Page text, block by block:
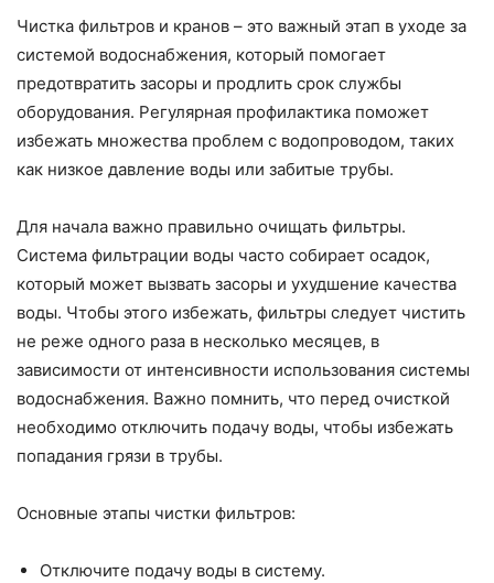
Чистка фильтров и кранов – это важный этап в уходе за
системой водоснабжения, который помогает
предотвратить засоры и продлить срок службы
оборудования. Регулярная профилактика поможет
избежать множества проблем с водопроводом, таких
как низкое давление воды или забитые трубы.
Для начала важно правильно очищать фильтры.
Система фильтрации воды часто собирает осадок,
который может вызвать засоры и ухудшение качества
воды. Чтобы этого избежать, фильтры следует чистить
не реже одного раза в несколько месяцев, в
зависимости от интенсивности использования системы
водоснабжения. Важно помнить, что перед очисткой
необходимо отключить подачу воды, чтобы избежать
попадания грязи в трубы.
Основные этапы чистки фильтров:
Отключите подачу воды в систему.